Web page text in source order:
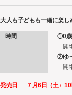
大人も子どもも一緒に楽し
時間
①0歳
開
②ゆ
開
発売日 ７月6日（土）10